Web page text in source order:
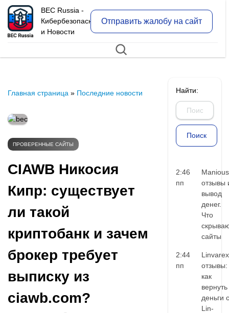
BEC Russia -
Кибербезопасность
и Новости
Отправить жалобу на сайт
Главная страница » Последние новости
ПРОВЕРЕННЫЕ САЙТЫ
CIAWB Никосия
Кипр: существует
ли такой
криптобанк и зачем
брокер требует
выписку из
ciawb.com?
Найти:
2:46
пп
Manious
отзывы
вывод
денег.
Что
сайты
2:44
пп
Linvarex
отзывы:
как
вернуть
деньги с
Lin-